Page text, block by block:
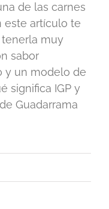
de las carnes
este artículo te
muy
sabor
y un modelo de
significa IGP y
Guadarrama